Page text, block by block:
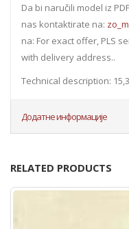
Da bi naručili model iz
nas kontaktirate na:
na: For exact offer, PLS
with delivery address..
Technical description:
Додатне информације
RELATED PRODUCTS